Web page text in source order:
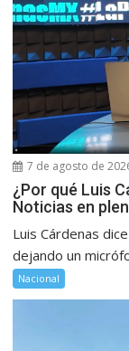
7 de agosto de
¿Por qué Luis
Noticias en
Luis Cárdenas
dejando un
Nacional